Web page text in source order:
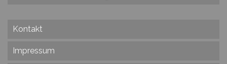
Kontakt
Impressum